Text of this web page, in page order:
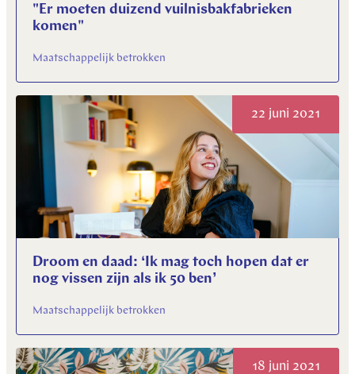
"Er moeten duizend vuilnisbakfabrieken
komen"
Maatschappelijk betrokken
22 juni 2021
Droom en daad: ‘Ik mag toch hopen dat er
nog vissen zijn als ik 50 ben’
Maatschappelijk betrokken
18 juni 2021